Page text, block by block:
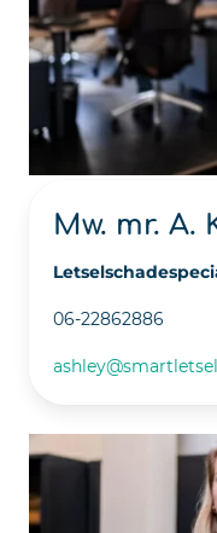
Mw. mr. A.
06-22862886